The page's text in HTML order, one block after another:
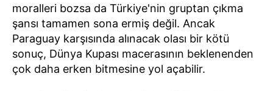
moralleri bozsa da Türkiye'nin gruptan çıkma
şansı tamamen sona ermiş değil. Ancak
Paraguay karşısında alınacak olası bir kötü
sonuç, Dünya Kupası macerasının beklenenden
çok daha erken bitmesine yol açabilir.